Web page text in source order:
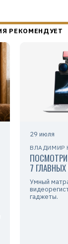
29 июля
ВЛАДИМИР
7
Умный
гаджеты.